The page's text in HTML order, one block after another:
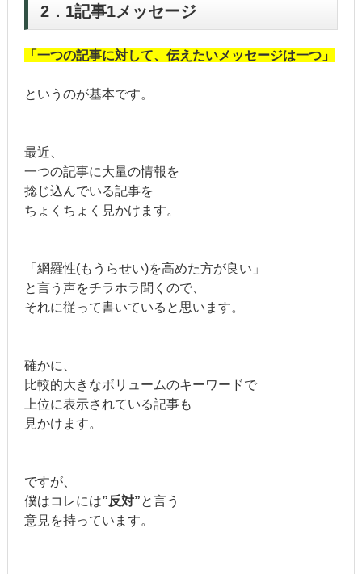
2．1記事1メッセージ
「一つの記事に対して、 伝えたいメッセージは一つ」
というのが基本です。
最近、
一つの記事に大量の情報を
捻じ込んでいる記事を
ちょくちょく見かけます。
「網羅性(もうらせい)を高めた方が良い」
と言う声をチラホラ聞くので、
それに従って書いていると思います。
確かに、
比較的大きなボリュームのキーワードで
上位に表示されている記事も
見かけます。
ですが、
僕はコレには”反対”と言う
意見を持っています。